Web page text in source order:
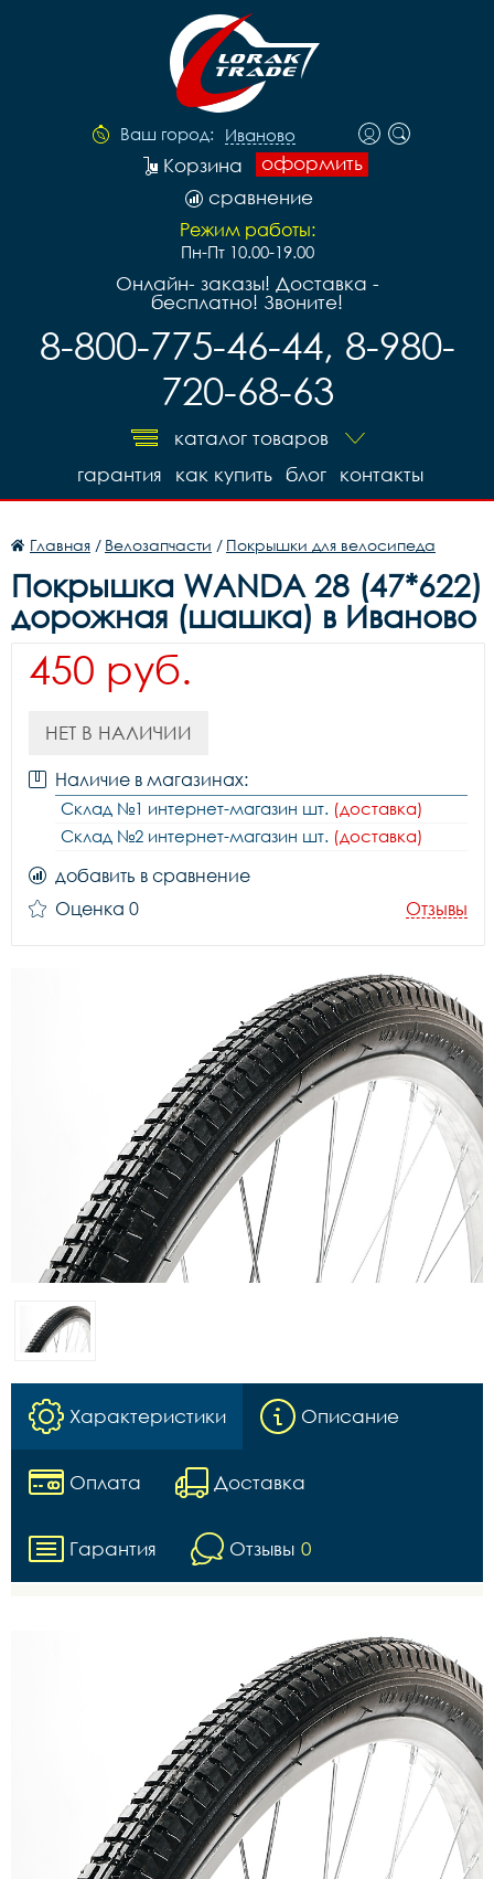
Ваш город: Иваново
оформить
Корзина
сравнение
Режим работы:
Пн-Пт 10.00-19.00
Онлайн- заказы! Доставка -
бесплатно! Звоните!
8-800-775-46-44, 8-980-
720-68-63
каталог товаров
контакты
блог
как купить
гарантия
Главная / Велозапчасти / Покрышки для велосипеда
Покрышка WANDA 28 (47*622)
дорожная (шашка) в Иваново
450 руб.
НЕТ В НАЛИЧИИ
Наличие в магазинах:
Склад №1 интернет-магазин шт. (доставка)
Склад №2 интернет-магазин шт. (доставка)
добавить в сравнение
Оценка 0
Отзывы
Характеристики Описание
Оплата Доставка
Гарантия Отзывы 0